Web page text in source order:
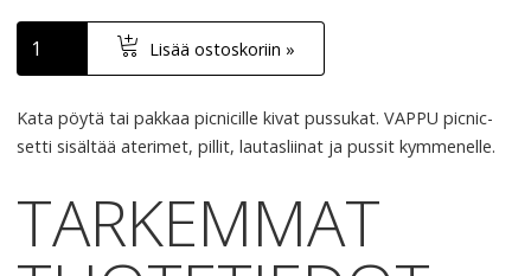
Lisää ostoskoriin »
Kata pöytä tai pakkaa picnicille kivat pussukat.VAPPU picnic-
setti sisältää aterimet, pillit, lautasliinat ja pussit kymmenelle.
TARKEMMAT